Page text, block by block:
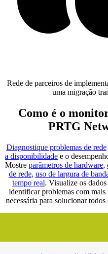
Rede de parceiros de
uma migração
Como é o
PRTG
Diagnostique problemas de rede
a disponibilidade e o
Mostre parâmetros de hardware,
de rede, uso de largura de
tempo real. Visualize os
identificar problemas com
necessária para solucionar